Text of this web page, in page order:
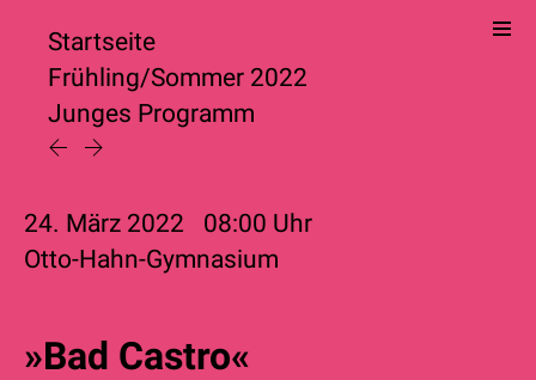
Startseite
Frühling/Sommer 2022
Junges Programm
24. März 2022 08:00 Uhr
Otto-Hahn-Gymnasium
»Bad Castro«